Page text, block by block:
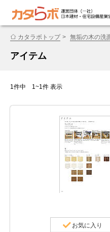
カタラボトップ 無垢の木の洗
アイテム
1件中 1~1件 表示
お気に入り